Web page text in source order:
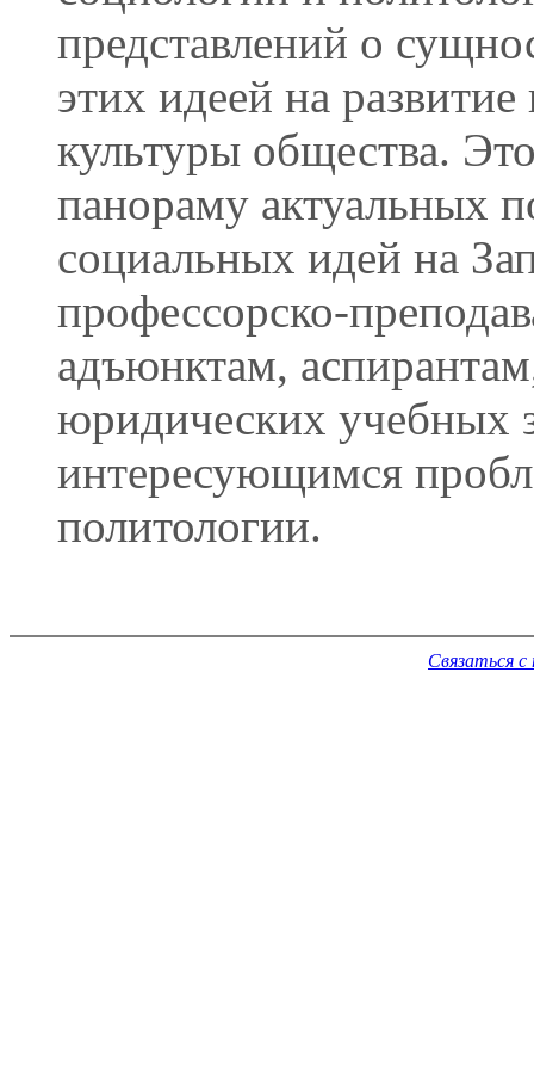
представлений о
этих идеей на
культуры общества.
панораму актуальных
социальных идей на
профессорско-
адъюнктам,
юридических учебных
интересующимся
политологии.
Связаться